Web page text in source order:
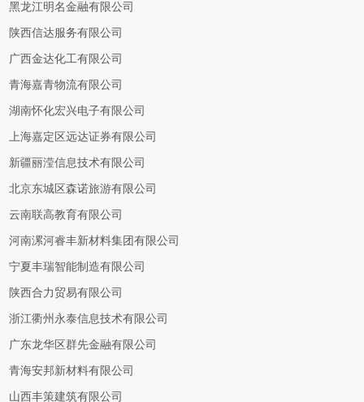
黑龙江明名金融有限公司
陕西信达服务有限公司
广西金达化工有限公司
青海嘉青物流有限公司
湖南怀化宏兴电子有限公司
上海嘉定区远达证券有限公司
新疆丽滢信息技术有限公司
北京东城区森诺旅游有限公司
云南联高教育有限公司
河南漯河睿丰新材料集团有限公司
宁夏丰瑞智能制造有限公司
陕西合力贸易有限公司
浙江衢州永泰信息技术有限公司
广东龙华区群先金融有限公司
青海安邦新材料有限公司
山西丰策建筑有限公司